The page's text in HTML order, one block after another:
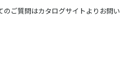
のご質問はカタログサイトよりお問い